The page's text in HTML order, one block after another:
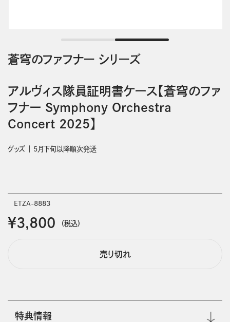
蒼穹のファフナー シリーズ
アルヴィス隊員証明書ケース【蒼穹のファ
フナー Symphony Orchestra
Concert 2025】
グッズ 5月下旬以降順次発送
ETZA-8883
￥3,800 (税込)
売り切れ
特典情報